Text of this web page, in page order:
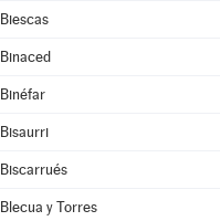
Biescas
Binaced
Binéfar
Bisaurri
Biscarrués
Blecua y Torres